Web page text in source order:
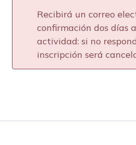
Recibirá un correo
confirmación dos días
actividad: si no
inscripción será